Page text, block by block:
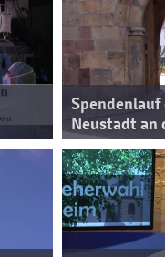
Neustadt an